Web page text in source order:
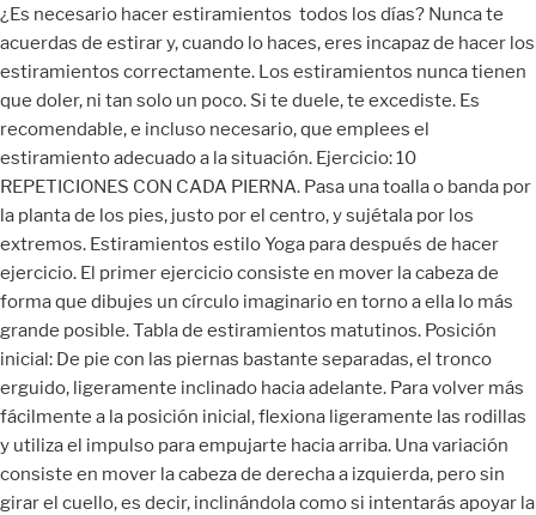
¿Es necesario hacer estiramientos todos los días? Nunca te
acuerdas de estirar y, cuando lo haces, eres incapaz de hacer los
estiramientos correctamente. Los estiramientos nunca tienen
que doler, ni tan solo un poco. Si te duele, te excediste. Es
recomendable, e incluso necesario, que emplees el
estiramiento adecuado a la situación. Ejercicio: 10
REPETICIONES CON CADA PIERNA. Pasa una toalla o banda por
la planta de los pies, justo por el centro, y sujétala por los
extremos. Estiramientos estilo Yoga para después de hacer
ejercicio. El primer ejercicio consiste en mover la cabeza de
forma que dibujes un círculo imaginario en torno a ella lo más
grande posible. Tabla de estiramientos matutinos. Posición
inicial: De pie con las piernas bastante separadas, el tronco
erguido, ligeramente inclinado hacia adelante. Para volver más
fácilmente a la posición inicial, flexiona ligeramente las rodillas
y utiliza el impulso para empujarte hacia arriba. Una variación
consiste en mover la cabeza de derecha a izquierda, pero sin
girar el cuello, es decir, inclinándola como si intentarás apoyar la